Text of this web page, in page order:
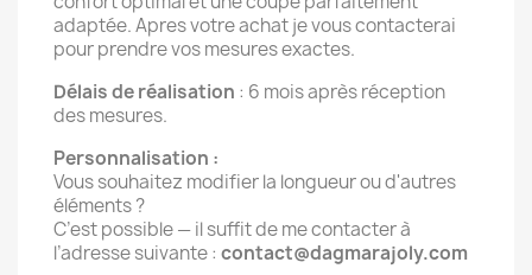
adaptée. Apres votre achat je vous contacterai
pour prendre vos mesures exactes.
Délais de réalisation : 6 mois après réception
des mesures.
Personnalisation :
Vous souhaitez modifier la longueur ou d'autres
éléments ?
C’est possible — il suffit de me contacter à
l’adresse suivante : contact@dagmarajoly.com